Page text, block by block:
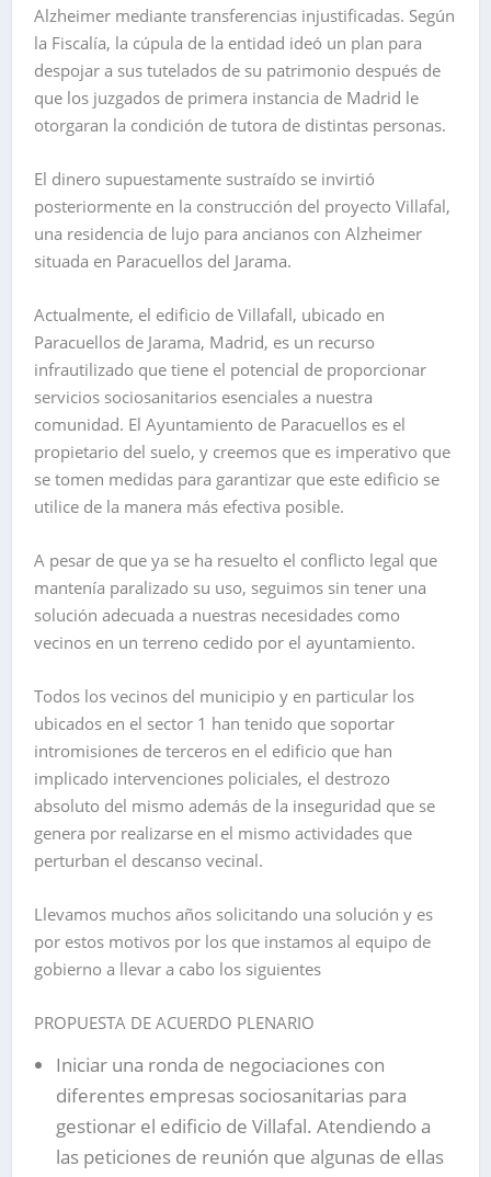
Alzheimer mediante transferencias injustificadas. Según
la Fiscalía, la cúpula de la entidad ideó un plan para
despojar a sus tutelados de su patrimonio después de
que los juzgados de primera instancia de Madrid le
otorgaran la condición de tutora de distintas personas.
El dinero supuestamente sustraído se invirtió
posteriormente en la construcción del proyecto Villafal,
una residencia de lujo para ancianos con Alzheimer
situada en Paracuellos del Jarama.
Actualmente, el edificio de Villafall, ubicado en
Paracuellos de Jarama, Madrid, es un recurso
infrautilizado que tiene el potencial de proporcionar
servicios sociosanitarios esenciales a nuestra
comunidad. El Ayuntamiento de Paracuellos es el
propietario del suelo, y creemos que es imperativo que
se tomen medidas para garantizar que este edificio se
utilice de la manera más efectiva posible.
A pesar de que ya se ha resuelto el conflicto legal que
mantenía paralizado su uso, seguimos sin tener una
solución adecuada a nuestras necesidades como
vecinos en un terreno cedido por el ayuntamiento.
Todos los vecinos del municipio y en particular los
ubicados en el sector 1 han tenido que soportar
intromisiones de terceros en el edificio que han
implicado intervenciones policiales, el destrozo
absoluto del mismo además de la inseguridad que se
genera por realizarse en el mismo actividades que
perturban el descanso vecinal.
Llevamos muchos años solicitando una solución y es
por estos motivos por los que instamos al equipo de
gobierno a llevar a cabo los siguientes
PROPUESTA DE ACUERDO PLENARIO
Iniciar una ronda de negociaciones con
diferentes empresas sociosanitarias para
gestionar el edificio de Villafal. Atendiendo a
las peticiones de reunión que algunas de ellas